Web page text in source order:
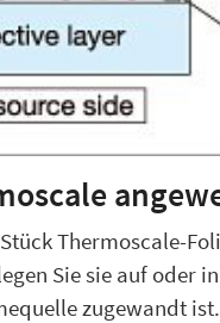
Thermoscale-
Sie sie auf oder
zugewandt ist.